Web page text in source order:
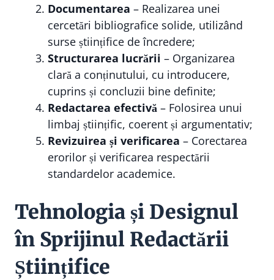
Documentarea – Realizarea unei
cercetări bibliografice solide, utilizând
surse științifice de încredere;
Structurarea lucrării – Organizarea
clară a conținutului, cu introducere,
cuprins și concluzii bine definite;
Redactarea efectivă – Folosirea unui
limbaj științific, coerent și argumentativ;
Revizuirea și verificarea – Corectarea
erorilor și verificarea respectării
standardelor academice.
Tehnologia și Designul
în Sprijinul Redactării
Științifice